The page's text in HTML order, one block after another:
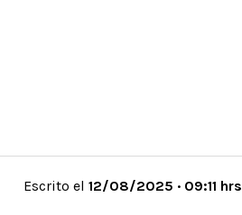
Escrito el 12/08/2025 · 09:11 hrs